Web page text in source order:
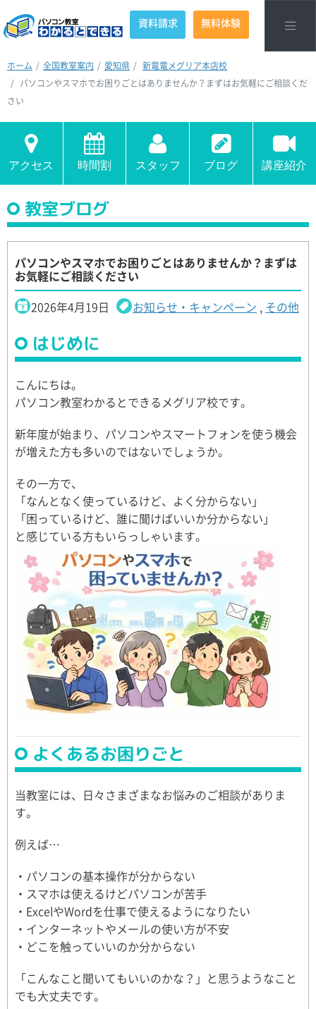
資料請求 無料体験
ホーム 全国教室案内 愛知県
新電電メグリア本店校
パソコンやスマホでお困りごとはありませんか？まずはお気軽にご相談くだ
さい
アクセス 時間割 スタッフ ブログ 講座紹介
教室ブログ
パソコンやスマホでお困りごとはありませんか？まずは
お気軽にご相談ください
2026年4月19日
お知らせ・キャンペーン , その他
はじめに
こんにちは。
パソコン教室わかるとできるメグリア校です。
新年度が始まり、パソコンやスマートフォンを使う機会
が増えた方も多いのではないでしょうか。
その一方で、
「なんとなく使っているけど、よく分からない」
「困っているけど、誰に聞けばいいか分からない」
と感じている方もいらっしゃいます。
よくあるお困りごと
当教室には、日々さまざまなお悩みのご相談がありま
す。
例えば…
・パソコンの基本操作が分からない
・スマホは使えるけどパソコンが苦手
・ExcelやWordを仕事で使えるようになりたい
・インターネットやメールの使い方が不安
・どこを触っていいのか分からない
「こんなこと聞いてもいいのかな？」と思うようなこと
でも大丈夫です。